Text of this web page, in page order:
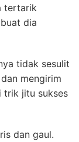
tertarik
dia
tidak sesulit
mengirim
trik jitu sukses
dan gaul.